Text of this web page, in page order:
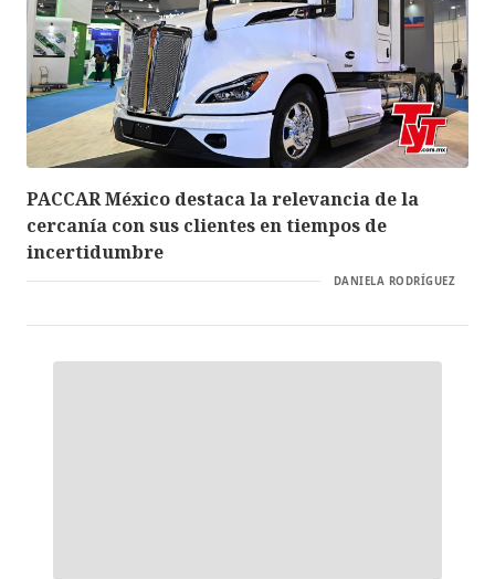
PACCAR México destaca la relevancia de la
cercanía con sus clientes en tiempos de
incertidumbre
DANIELA RODRÍGUEZ